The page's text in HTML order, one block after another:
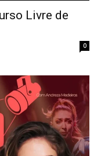
Livre de
0